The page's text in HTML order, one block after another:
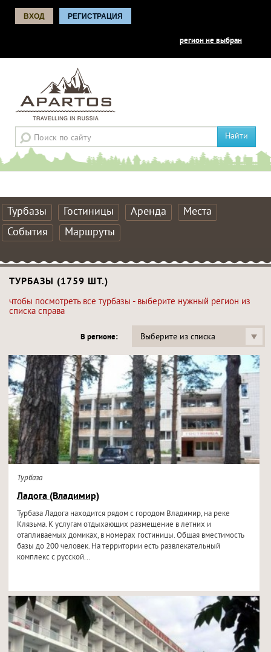
ВХОД РЕГИСТРАЦИЯ
регион не выбран
Найти
Турбазы Гостиницы Аренда
Места
События
Маршруты
ТУРБАЗЫ (1759 ШТ.)
чтобы посмотреть все турбазы - выберите нужный регион из
списка справа
В регионе: Выберите из списка
Турбаза
Ладога (Владимир)
Турбаза Ладога находится рядом с городом Владимир, на реке
Клязьма. К услугам отдыхающих размещение в летних и
отапливаемых домиках, в номерах гостиницы. Общая вместимость
базы до 200 человек. На территории есть развлекательный
комплекс с русской...